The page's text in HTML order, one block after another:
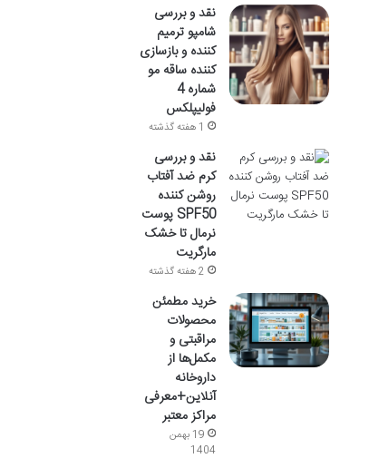
نقد و بررسی
شامپو ترمیم
کننده و بازسازی
کننده ساقه مو
شماره 4
فولیپلکس
1 هفته گذشته
نقد و بررسی
کرم ضد آفتاب
روشن کننده
SPF50 پوست
نرمال تا خشک
مارگریت
2 هفته گذشته
خرید مطمئن
محصولات
مراقبتی و
مکمل‌ها از
داروخانه
آنلاین+معرفی
مراکز معتبر
19 بهمن
1404